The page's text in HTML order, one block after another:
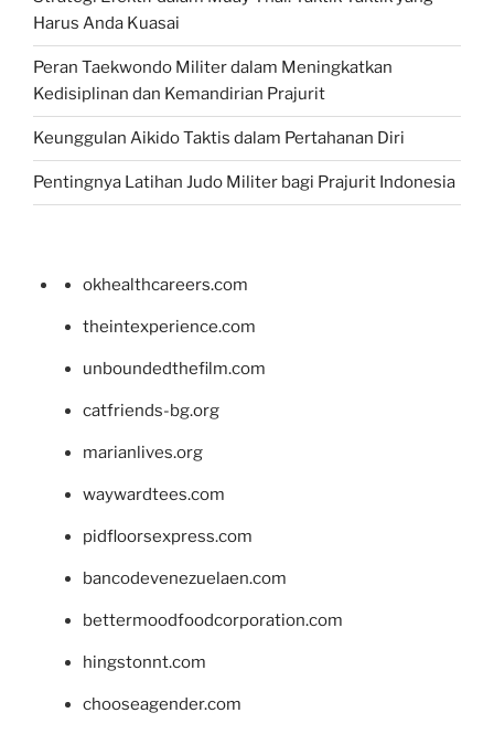
Harus Anda Kuasai
Peran Taekwondo Militer dalam Meningkatkan
Kedisiplinan dan Kemandirian Prajurit
Keunggulan Aikido Taktis dalam Pertahanan Diri
Pentingnya Latihan Judo Militer bagi Prajurit Indonesia
okhealthcareers.com
theintexperience.com
unboundedthefilm.com
catfriends-bg.org
marianlives.org
waywardtees.com
pidfloorsexpress.com
bancodevenezuelaen.com
bettermoodfoodcorporation.com
hingstonnt.com
chooseagender.com